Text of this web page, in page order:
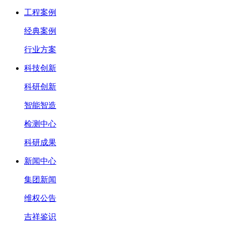
工程案例
经典案例
行业方案
科技创新
科研创新
智能智造
检测中心
科研成果
新闻中心
集团新闻
维权公告
吉祥鉴识